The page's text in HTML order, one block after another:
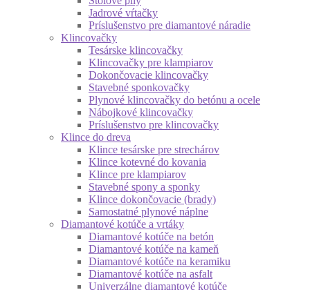
Jadrové vŕtačky
Príslušenstvo pre diamantové náradie
Klincovačky
Tesárske klincovačky
Klincovačky pre klampiarov
Dokončovacie klincovačky
Stavebné sponkovačky
Plynové klincovačky do betónu a ocele
Nábojkové klincovačky
Príslušenstvo pre klincovačky
Klince do dreva
Klince tesárske pre strechárov
Klince kotevné do kovania
Klince pre klampiarov
Stavebné spony a sponky
Klince dokončovacie (brady)
Samostatné plynové náplne
Diamantové kotúče a vrtáky
Diamantové kotúče na betón
Diamantové kotúče na kameň
Diamantové kotúče na keramiku
Diamantové kotúče na asfalt
Univerzálne diamantové kotúče